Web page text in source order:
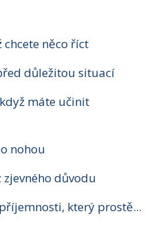
chcete něco říct
důležitou situací
máte učinit
nohou
důvodu
který prostě...